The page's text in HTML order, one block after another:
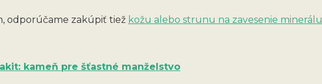
odporúčame zakúpiť tiež kožu alebo strunu na zavesenie minerálu
kameň pre šťastné manželstvo